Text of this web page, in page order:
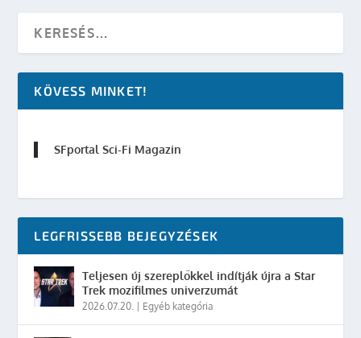
KÖVESS MINKET!
SFportal Sci-Fi Magazin
LEGFRISSEBB BEJEGYZÉSEK
Teljesen új szereplőkkel indítják újra a Star
Trek mozifilmes univerzumát
2026.07.20. | Egyéb kategória